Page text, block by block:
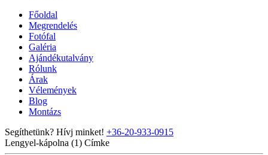
Főoldal
Megrendelés
Fotófal
Galéria
Ajándékutalvány
Rólunk
Árak
Vélemények
Blog
Montázs
Segíthetünk? Hívj minket! +36-20-933-0915
Lengyel-kápolna (1) Címke